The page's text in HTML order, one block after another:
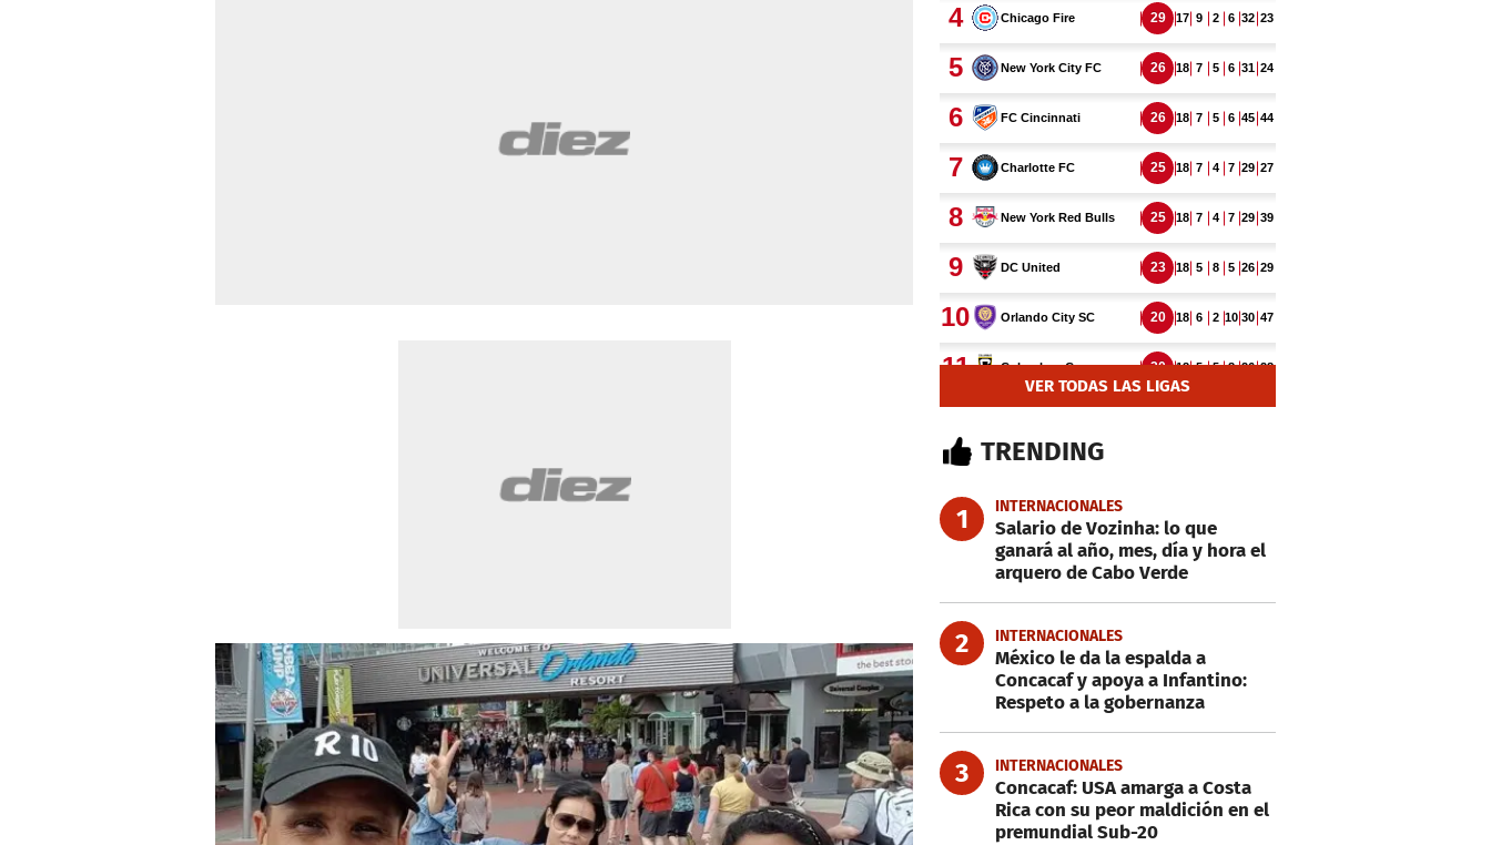
VER TODAS LAS LIGAS
TRENDING
1 INTERNACIONALES
Salario de Vozinha: lo que
ganará al año, mes, día y hora el
arquero de Cabo Verde
2 INTERNACIONALES
México le da la espalda a
Concacaf y apoya a Infantino:
Respeto a la gobernanza
3 INTERNACIONALES
Concacaf: USA amarga a Costa
Rica con su peor maldición en el
premundial Sub-20